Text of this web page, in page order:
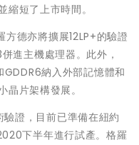
短了上市時間。
方德亦將擴展12LP+的驗證
進主機處理器。此外，
納入外部記憶體和
片架構發展。
證，目前已準備在紐約
下半年進行試產。格羅